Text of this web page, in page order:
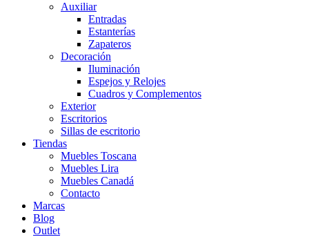
Auxiliar
Entradas
Estanterías
Zapateros
Decoración
Iluminación
Espejos y Relojes
Cuadros y Complementos
Exterior
Escritorios
Sillas de escritorio
Tiendas
Muebles Toscana
Muebles Lira
Muebles Canadá
Contacto
Marcas
Blog
Outlet